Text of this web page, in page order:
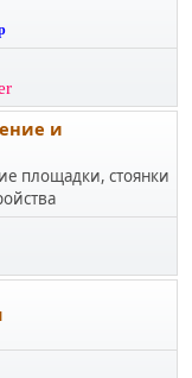
и
площадки, стоянки